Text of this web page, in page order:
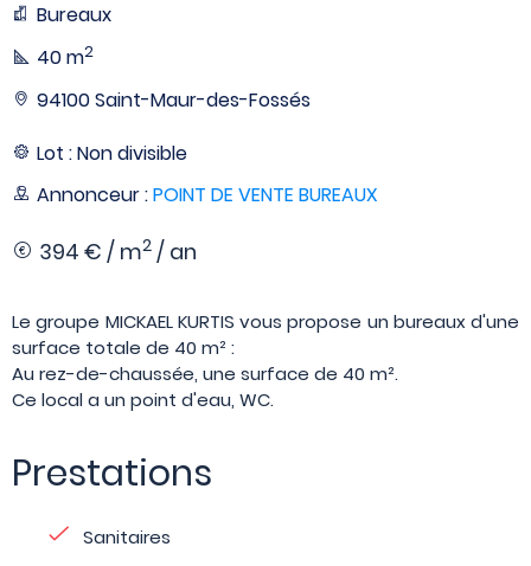
Bureaux
40 m2
94100 Saint-Maur-des-Fossés
Lot : Non divisible
Annonceur :POINT DE VENTE BUREAUX
394 € / m2 / an
Le groupe MICKAEL KURTIS vous propose un bureaux d'une
surface totale de 40 m² :
Au rez-de-chaussée, une surface de 40 m².
Ce local a un point d'eau, WC.
Prestations
Sanitaires